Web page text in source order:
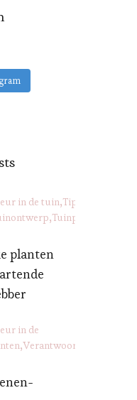
in de tuin Tips voor
Tuinplanten
planten
in de
Verantwoord